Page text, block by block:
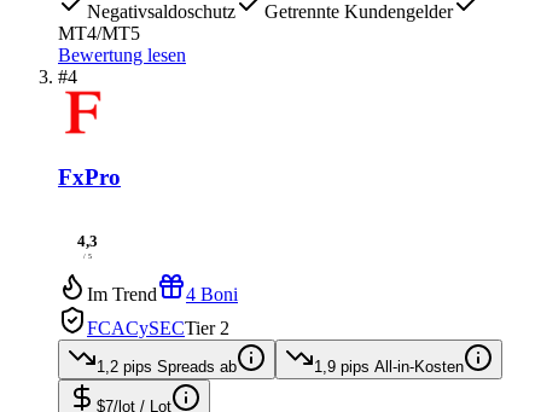
Negativsaldoschutz
Getrennte Kundengelder
MT4/MT5
Bewertung lesen
#4
FxPro
4,3
/ 5
Im Trend
4 Boni
FCACySECTier 2
1,2 pips Spreads ab 1,9 pips All-in-Kosten
$7/lot / Lot